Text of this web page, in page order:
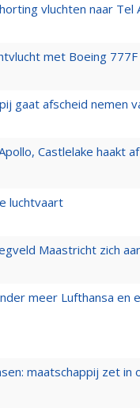
vluchten naar Tel
met Boeing
gaat afscheid nemen
Castlelake haakt af
luchtvaart
Maastricht zich
meer Lufthansa en
maatschappij zet in